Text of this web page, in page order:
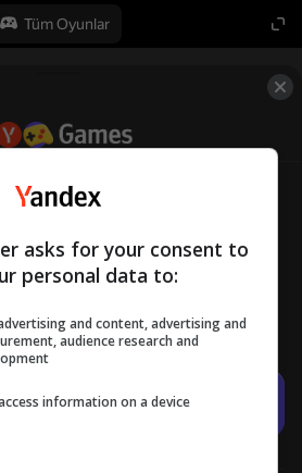
Tüm Oyunlar
Online
çocuklar için
Simülatörler
Oyna
asks for your consent to
personal data to:
and content, advertising and
audience research and
information on a device